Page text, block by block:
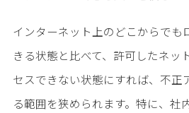
インターネット上のどこからでも
きる状態と比べて、許可したネッ
セスできない状態にすれば、不正
る範囲を狭められます。特に、社